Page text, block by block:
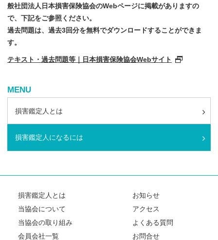
般社団法人日本損害保険協会のWebページに掲載がありますの
で、下記をご参照ください。
過去問題は、過去3回分を無料でダウンロードすることができま
す。
テキスト・過去問題等｜日本損害保険協会Webサイト
MENU
損害鑑定人とは
損害鑑定人になるには
損害鑑定人とは
当協会について
当協会の取り組み
会員会社一覧
お知らせ
アクセス
よくある質問
お問合せ